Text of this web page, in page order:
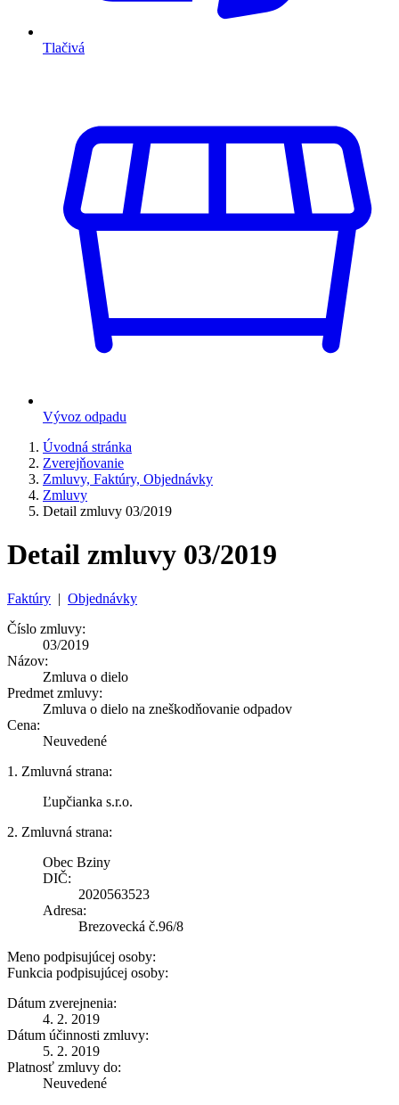
Tlačivá
Vývoz odpadu
Úvodná stránka
Zverejňovanie
Zmluvy, Faktúry, Objednávky
Zmluvy
Detail zmluvy 03/2019
Detail zmluvy 03/2019
Faktúry | Objednávky
Číslo zmluvy:
03/2019
Názov:
Zmluva o dielo
Predmet zmluvy:
Zmluva o dielo na zneškodňovanie odpadov
Cena:
Neuvedené
1. Zmluvná strana:
Ľupčianka s.r.o.
2. Zmluvná strana:
Obec Bziny
DIČ:
2020563523
Adresa:
Brezovecká č.96/8
Meno podpisujúcej osoby:
Funkcia podpisujúcej osoby:
Dátum zverejnenia:
4. 2. 2019
Dátum účinnosti zmluvy:
5. 2. 2019
Platnosť zmluvy do:
Neuvedené